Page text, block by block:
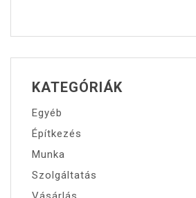
KATEGÓRIÁK
Egyéb
Építkezés
Munka
Szolgáltatás